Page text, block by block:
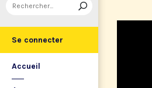
Se connecter
Accueil